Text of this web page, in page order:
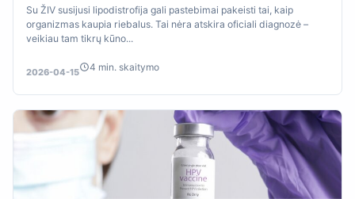
Su ŽIV susijusi lipodistrofija gali pastebimai pakeisti tai, kaip
organizmas kaupia riebalus. Tai nėra atskira oficiali diagnozė –
veikiau tam tikrų kūno...
2026-04-15 4 min. skaitymo